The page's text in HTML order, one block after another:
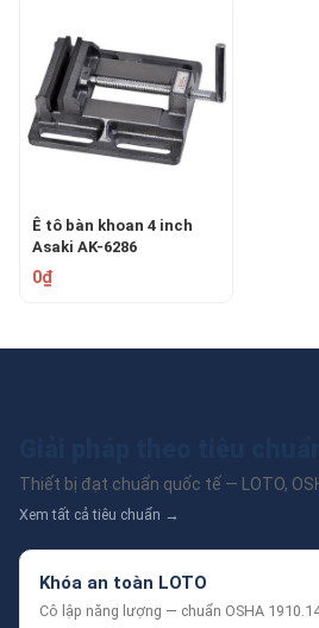
Ê tô bàn khoan 4 inch
Asaki AK-6286
0₫
Thiết bị đạt chuẩn quốc tế — LOTO,
Xem tất cả tiêu chuẩn →
Khóa an toàn LOTO
Cô lập năng lượng — chuẩn OSHA